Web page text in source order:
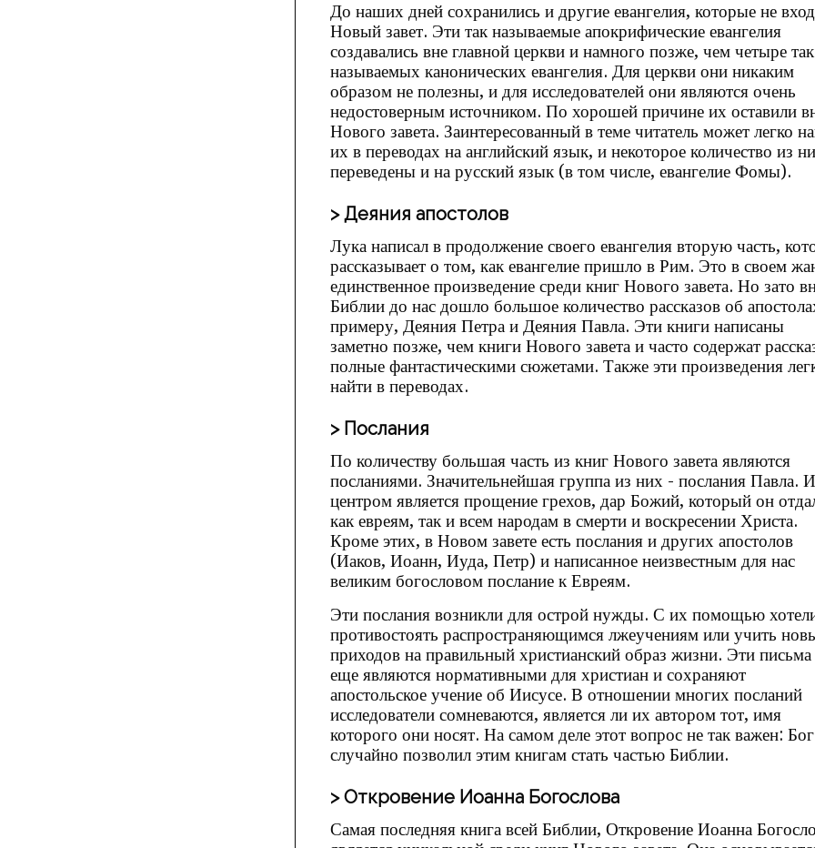
До наших дней сохранились и другие евангелия, которые не
Новый завет. Эти так называемые апокрифические евангелия
создавались вне главной церкви и намного позже, чем четыре так
называемых канонических евангелия. Для церкви они никаким
образом не полезны, и для исследователей они являются очень
недостоверным источником. По хорошей причине их оставили
Нового завета. Заинтересованный в теме читатель может легко
их в переводах на английский язык, и некоторое количество из
переведены и на русский язык (в том числе, евангелие Фомы).
Деяния апостолов
Лука написал в продолжение своего евангелия вторую часть,
рассказывает о том, как евангелие пришло в Рим. Это в своем
единственное произведение среди книг Нового завета. Но зато
Библии до нас дошло большое количество рассказов об
примеру, Деяния Петра и Деяния Павла. Эти книги написаны
заметно позже, чем книги Нового завета и часто содержат
полные фантастическими сюжетами. Также эти произведения
найти в переводах.
Послания
По количеству большая часть из книг Нового завета являются
посланиями. Значительнейшая группа из них - послания Павла.
центром является прощение грехов, дар Божий, который он
как евреям, так и всем народам в смерти и воскресении Христа.
Кроме этих, в Новом завете есть послания и других апостолов
(Иаков, Иоанн, Иуда, Петр) и написанное неизвестным для нас
великим богословом послание к Евреям.
Эти послания возникли для острой нужды. С их помощью
противостоять распространяющимся лжеучениям или учить
приходов на правильный христианский образ жизни. Эти письма
еще являются нормативными для христиан и сохраняют
апостольское учение об Иисусе. В отношении многих посланий
исследователи сомневаются, является ли их автором тот, имя
которого они носят. На самом деле этот вопрос не так важен:
случайно позволил этим книгам стать частью Библии.
Откровение Иоанна Богослова
Самая последняя книга всей Библии, Откровение Иоанна